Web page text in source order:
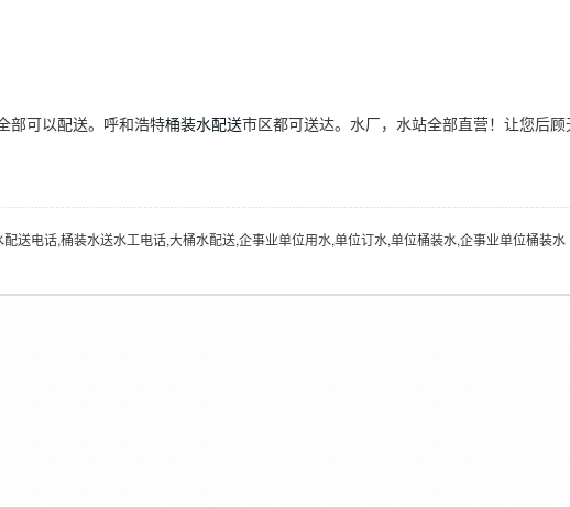
部可以配送。呼和浩特桶装水配送市区都可送达。水厂，水站全部直营！让您后顾
送电话,桶装水送水工电话,大桶水配送,企事业单位用水,单位订水,单位桶装水,企事业单位桶装水